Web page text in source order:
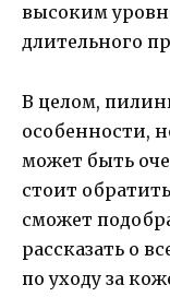
высоким
длительного
В целом,
особенности,
может быть
стоит
сможет
рассказать о
по уходу за